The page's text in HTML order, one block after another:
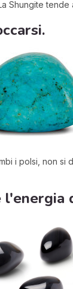
Shungite tende
i polsi, non si